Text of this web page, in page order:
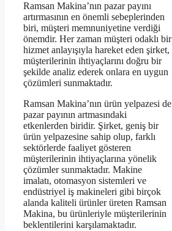
Ramsan Makina’nın pazar payını
artırmasının en önemli sebeplerinden
biri, müşteri memnuniyetine verdiği
önemdir. Her zaman müşteri odaklı bir
hizmet anlayışıyla hareket eden şirket,
müşterilerinin ihtiyaçlarını doğru bir
şekilde analiz ederek onlara en uygun
çözümleri sunmaktadır.
Ramsan Makina’nın ürün yelpazesi de
pazar payının artmasındaki
etkenlerden biridir. Şirket, geniş bir
ürün yelpazesine sahip olup, farklı
sektörlerde faaliyet gösteren
müşterilerinin ihtiyaçlarına yönelik
çözümler sunmaktadır. Makine
imalatı, otomasyon sistemleri ve
endüstriyel iş makineleri gibi birçok
alanda kaliteli ürünler üreten Ramsan
Makina, bu ürünleriyle müşterilerinin
beklentilerini karşılamaktadır.